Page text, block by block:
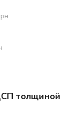
толщиной